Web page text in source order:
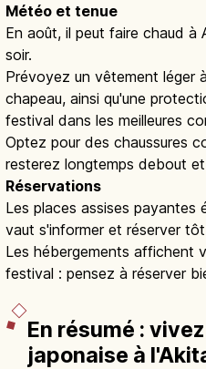
Météo et tenue
En août, il peut faire chaud à
soir.
Prévoyez un vêtement léger
chapeau, ainsi qu'une
festival dans les meilleures
Optez pour des chaussures
resterez longtemps debout
Réservations
Les places assises payantes
vaut s'informer et réserver
Les hébergements affichent
festival : pensez à réserver
En résumé :
japonaise à